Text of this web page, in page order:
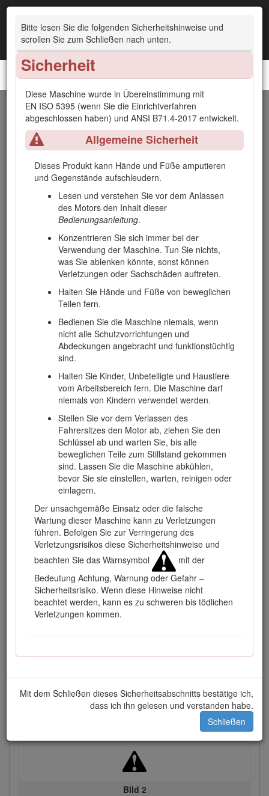
Bitte lesen Sie die folgenden Sicherheitshinweise und
scrollen Sie zum Schließen nach unten.
Sicherheit
Diese Maschine wurde in Übereinstimmung mit
EN ISO 5395 (wenn Sie die Einrichtverfahren
abgeschlossen haben) und ANSI B71.4-2017 entwickelt.
Allgemeine Sicherheit
Dieses Produkt kann Hände und Füße amputieren
und Gegenstände aufschleudern.
Lesen und verstehen Sie vor dem Anlassen
des Motors den Inhalt dieser
Bedienungsanleitung.
Konzentrieren Sie sich immer bei der
Verwendung der Maschine. Tun Sie nichts,
was Sie ablenken könnte, sonst können
Verletzungen oder Sachschäden auftreten.
Halten Sie Hände und Füße von beweglichen
Teilen fern.
Bedienen Sie die Maschine niemals, wenn
nicht alle Schutzvorrichtungen und
Abdeckungen angebracht und funktionstüchtig
sind.
Halten Sie Kinder, Unbeteiligte und Haustiere
vom Arbeitsbereich fern. Die Maschine darf
niemals von Kindern verwendet werden.
Stellen Sie vor dem Verlassen des
Fahrersitzes den Motor ab, ziehen Sie den
Schlüssel ab und warten Sie, bis alle
beweglichen Teile zum Stillstand gekommen
sind. Lassen Sie die Maschine abkühlen,
bevor Sie sie einstellen, warten, reinigen oder
einlagern.
Der unsachgemäße Einsatz oder die falsche
Wartung dieser Maschine kann zu Verletzungen
führen. Befolgen Sie zur Verringerung des
Verletzungsrisikos diese Sicherheitshinweise und
beachten Sie das Warnsymbol
mit der
Bedeutung Achtung, Warnung oder Gefahr –
Sicherheitsrisiko. Wenn diese Hinweise nicht
beachtet werden, kann es zu schweren bis tödlichen
Verletzungen kommen.
Mit dem Schließen dieses Sicherheitsabschnitts bestätige ich,
dass ich ihn gelesen und verstanden habe.
Schließen
Zugmaschine Reelmaster® 5010-H
Einführung
Dieser Aufsitzrasenmäher mit Messerspindeln sollte nur von
geschulten Lohnarbeitern in gewerblichen Anwendungen
eingesetzt werden. Er ist hauptsächlich für das Mähen von
Gras auf gepflegten Grünflächen gedacht. Wenn dieses
für Bediener und andere Personen gefährlich sein.
Lesen Sie diese Informationen sorgfältig durch, um sich mit
Geräts vertraut zu machen und Verletzungen und eine
Beschädigung des Geräts zu vermeiden. Sie tragen die
Verantwortung für einen ordnungsgemäßen und sicheren
Einsatz des Geräts.
Besuchen Sie Toro.com für weitere Informationen,
einschließlich Sicherheitstipps, Schulungsunterlagen,
Zubehörinformationen, Standort eines Händlers oder
Registrierung Ihres Produkts.
Wenden Sie sich an den Toro-Vertragshändler oder
Kundendienst, wenn Sie eine Serviceleistung,
Originalersatzteile von Toro oder weitere Informationen
benötigen. Haben Sie dafür die Modell- und Seriennummern
der Maschine griffbereit. Bild1zeigt die Position der Modell-
Modell- und Seriennummern des Geräts ein.
Important: Scannen Sie mit Ihrem Mobilgerät den QR-
Code auf der Seriennummernplatte (falls vorhanden),
um auf Garantie-, Ersatzteil- oder andere
Produktinformationen zuzugreifen.
und Sicherheitshinweise werden vom Sicherheitswarnsymbol
(Bild2) gekennzeichnet. Dieses Warnsymbol weist auf eine
Gefahr hin, die zu schweren oder tödlichen Verletzungen
Bild 2